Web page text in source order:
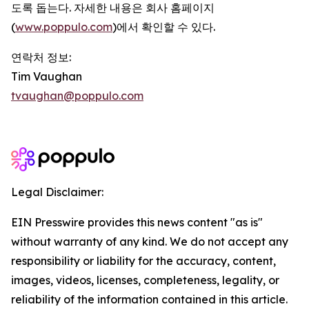
도록 돕는다. 자세한 내용은 회사 홈페이지
(www.poppulo.com)에서 확인할 수 있다.
연락처 정보:
Tim Vaughan
tvaughan@poppulo.com
Legal Disclaimer:
EIN Presswire provides this news content "as is"
without warranty of any kind. We do not accept any
responsibility or liability for the accuracy, content,
images, videos, licenses, completeness, legality, or
reliability of the information contained in this article.